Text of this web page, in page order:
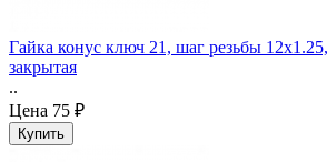
Гайка конус ключ 21, шаг резьбы
закрытая
..
Цена 75 ₽